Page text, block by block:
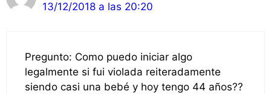
13/12/2018 a las 20:20
Pregunto: Como puedo iniciar algo
legalmente si fui violada reiteradamente
siendo casi una bebé y hoy tengo 44 años??